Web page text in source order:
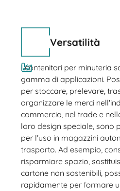
Versatilità
I contenitori per minuteria
gamma di applicazioni.
per stoccare, prelevare,
organizzare le merci
commercio, nel trade e
loro design speciale, sono
per l'uso in magazzini
trasporto. Ad esempio,
risparmiare spazio,
cartone non sostenibili,
rapidamente per formare